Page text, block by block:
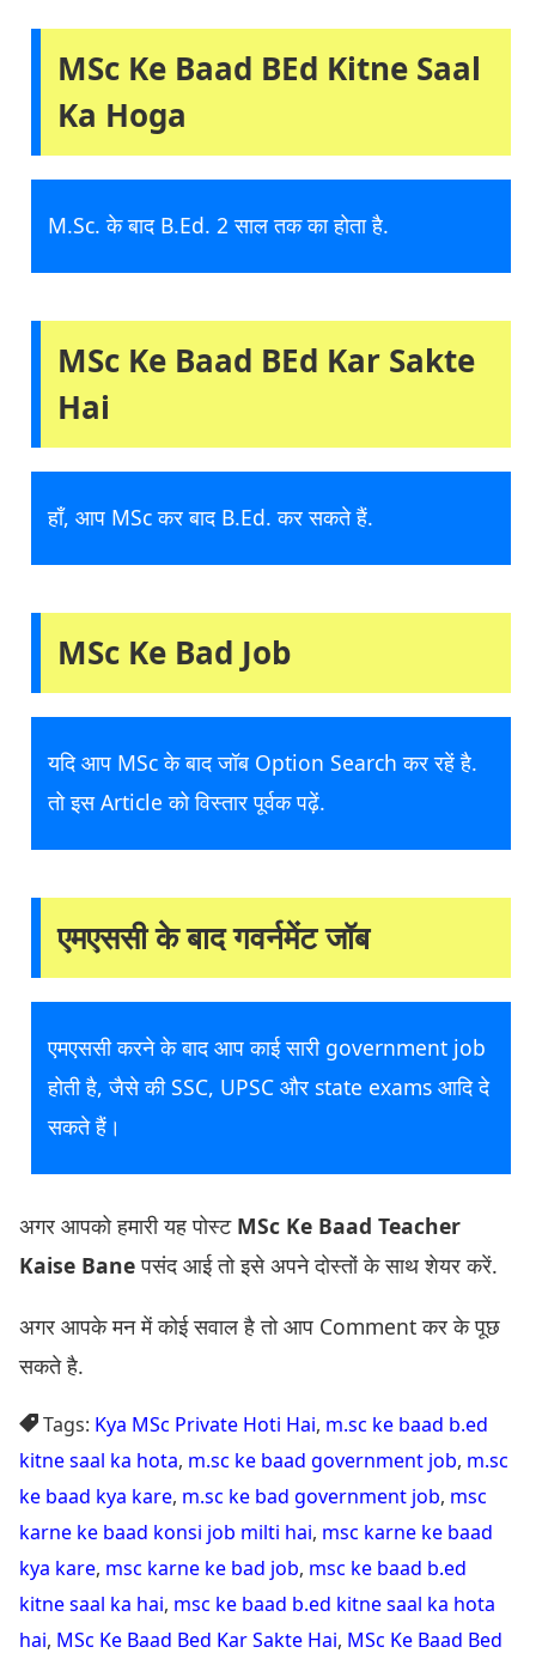
MSc Ke Baad BEd Kitne Saal
Ka Hoga
M.Sc. के बाद B.Ed. 2 साल तक का होता है.
MSc Ke Baad BEd Kar Sakte
Hai
हाँ, आप MSc कर बाद B.Ed. कर सकते हैं.
MSc Ke Bad Job
यदि आप MSc के बाद जॉब Option Search कर रहें है.
तो इस Article को विस्तार पूर्वक पढ़ें.
एमएससी के बाद गवर्नमेंट जॉब
एमएससी करने के बाद आप काई सारी government job
होती है, जैसे की SSC, UPSC और state exams आदि दे
सकते हैं।
अगर आपको हमारी यह पोस्ट MSc Ke Baad Teacher
Kaise Baneपसंद आई तो इसे अपने दोस्तों के साथ शेयर करें.
अगर आपके मन में कोई सवाल है तो आप Comment कर के पूछ
सकते है.
Tags: Kya MSc Private Hoti Hai, m.sc ke baad b.ed
kitne saal ka hota, m.sc ke baad government job, m.sc
ke baad kya kare, m.sc ke bad government job, msc
karne ke baad konsi job milti hai, msc karne ke baad
kya kare, msc karne ke bad job, msc ke baad b.ed
kitne saal ka hai, msc ke baad b.ed kitne saal ka hota
hai, MSc Ke Baad Bed Kar Sakte Hai, MSc Ke Baad Bed